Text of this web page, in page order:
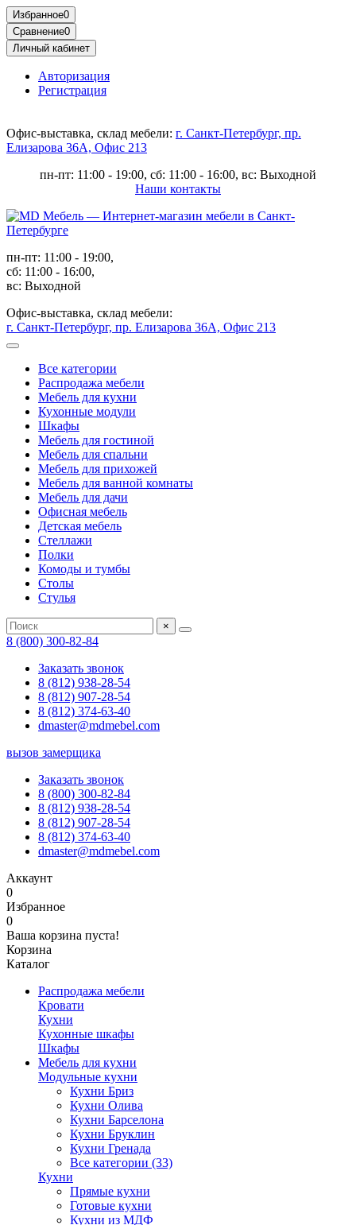
Избранное0
Сравнение0
Личный кабинет
Авторизация
Регистрация
Офис-выставка, склад мебели: г. Санкт-Петербург, пр.
Елизарова 36А, Офис 213
пн-пт: 11:00 - 19:00, сб: 11:00 - 16:00, вс: Выходной
Наши контакты
пн-пт: 11:00 - 19:00,
сб: 11:00 - 16:00,
вс: Выходной
Офис-выставка, склад мебели:
г. Санкт-Петербург, пр. Елизарова 36А, Офис 213
Все категории
Распродажа мебели
Мебель для кухни
Кухонные модули
Шкафы
Мебель для гостиной
Мебель для спальни
Мебель для прихожей
Мебель для ванной комнаты
Мебель для дачи
Офисная мебель
Детская мебель
Стеллажи
Полки
Комоды и тумбы
Столы
Стулья
×
8 (800) 300-82-84
Заказать звонок
8 (812) 938-28-54
8 (812) 907-28-54
8 (812) 374-63-40
dmaster@mdmebel.com
вызов замерщика
Заказать звонок
8 (800) 300-82-84
8 (812) 938-28-54
8 (812) 907-28-54
8 (812) 374-63-40
dmaster@mdmebel.com
Аккаунт
0
Избранное
0
Ваша корзина пуста!
Корзина
Каталог
Распродажа мебели
Кровати
Кухни
Кухонные шкафы
Шкафы
Мебель для кухни
Модульные кухни
Кухни Бриз
Кухни Олива
Кухни Барселона
Кухни Бруклин
Кухни Гренада
Все категории (33)
Кухни
Прямые кухни
Готовые кухни
Кухни из МДФ